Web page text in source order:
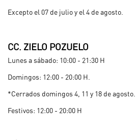
Excepto el 07 de julio y el 4 de agosto.
CC. ZIELO POZUELO
Lunes a sábado: 10:00 - 21:30 H
Domingos: 12:00 - 20:00 H.
*Cerrados domingos 4, 11 y 18 de agosto.
Festivos: 12:00 - 20:00 H